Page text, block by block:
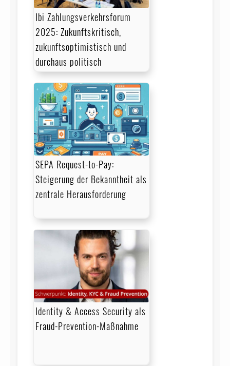
Ibi Zahlungsverkehrsforum
2025: Zukunftskritisch,
zukunftsoptimistisch und
durchaus politisch
SEPA Request-to-Pay:
Steigerung der Bekanntheit als
zentrale Herausforderung
Identity & Access Security als
Fraud-Prevention-Maßnahme